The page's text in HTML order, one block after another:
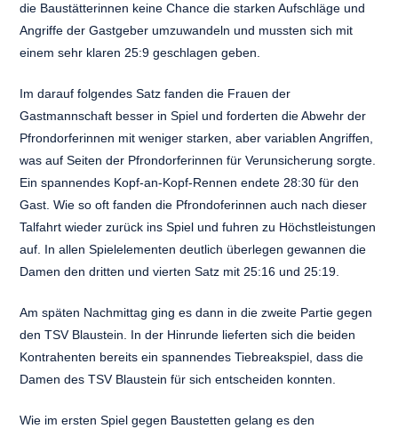
die Baustätterinnen keine Chance die starken Aufschläge und
Angriffe der Gastgeber umzuwandeln und mussten sich mit
einem sehr klaren 25:9 geschlagen geben.
Im darauf folgendes Satz fanden die Frauen der
Gastmannschaft besser in Spiel und forderten die Abwehr der
Pfrondorferinnen mit weniger starken, aber variablen Angriffen,
was auf Seiten der Pfrondorferinnen für Verunsicherung sorgte.
Ein spannendes Kopf-an-Kopf-Rennen endete 28:30 für den
Gast. Wie so oft fanden die Pfrondoferinnen auch nach dieser
Talfahrt wieder zurück ins Spiel und fuhren zu Höchstleistungen
auf. In allen Spielelementen deutlich überlegen gewannen die
Damen den dritten und vierten Satz mit 25:16 und 25:19.
Am späten Nachmittag ging es dann in die zweite Partie gegen
den TSV Blaustein. In der Hinrunde lieferten sich die beiden
Kontrahenten bereits ein spannendes Tiebreakspiel, dass die
Damen des TSV Blaustein für sich entscheiden konnten.
Wie im ersten Spiel gegen Baustetten gelang es den